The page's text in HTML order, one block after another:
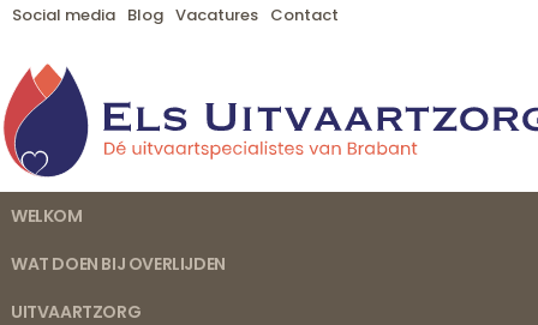
Social media Blog Vacatures Contact
WELKOM
WAT DOEN BIJ OVERLIJDEN
UITVAARTZORG